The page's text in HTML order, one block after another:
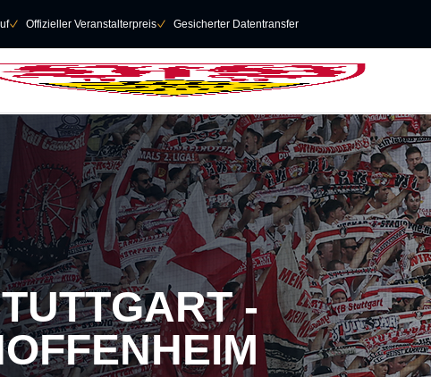
􀆅 Offizieller Veranstalterpreis􀆅 Gesicherter Datentransfer
-